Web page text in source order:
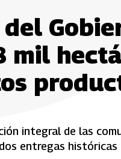
mil
integral de las
entregas